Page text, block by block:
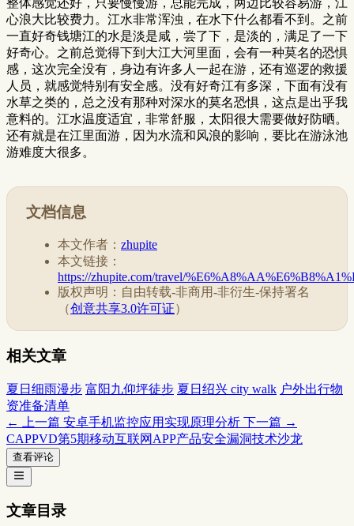
心浪大比较费力。江水非常浑浊，在水下什么都看不到。之前
一直好奇钱塘江的水是淡是咸，尝了下，是淡的，满足了一下
好奇心。之前总觉得下到大江大河里面，会有一种莫名的恐惧
感，这次完全没有，身边有许多人一起在游，还有巡逻的救援
人员，就感觉特别有安全感。没有好奇江有多深，下面有没有
水草之类的，总之没有那种对深水的莫名恐惧，这点是出乎我
意料的。江水温度适宜，非常舒服，太阳很大需要做好防晒。
还有就是在江里面游，因为水流和风浪的影响，要比在游泳池
游难度大很多。
文档信息
本文作者： zhupite
本文链接：
https://zhupite.com/travel/
版权声明：自由转载-非商用-非衍生-保持署名
（创意共享3.0许可证）
相关文章
夏日细雨漫步 富阳九仰坪徒步 夏日绍兴 city walk 户外出行物
资准备清单
← 上一篇 安卓手机监控应用实现原理分析 下一篇 →
CAPPVD第5期移动互联网APP产品安全漏洞技术沙龙
查看评论
文章目录